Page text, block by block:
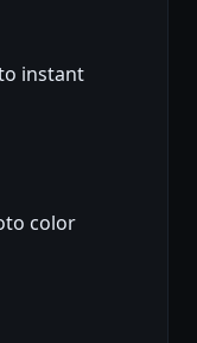
instant
color